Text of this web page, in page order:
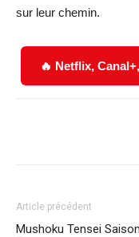
sur leur chemin.
🔥 Netflix,
Article précédent
Mushoku Tensei